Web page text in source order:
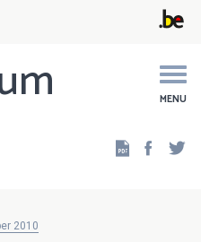
MENU
2010